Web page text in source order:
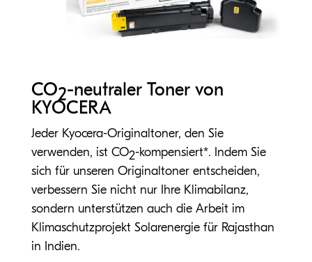
CO2-neutraler Toner von
KYOCERA
Jeder Kyocera-Originaltoner, den Sie
verwenden, ist CO2-kompensiert*. Indem Sie
sich für unseren Originaltoner entscheiden,
verbessern Sie nicht nur Ihre Klimabilanz,
sondern unterstützen auch die Arbeit im
Klimaschutzprojekt Solarenergie für Rajasthan
in Indien.